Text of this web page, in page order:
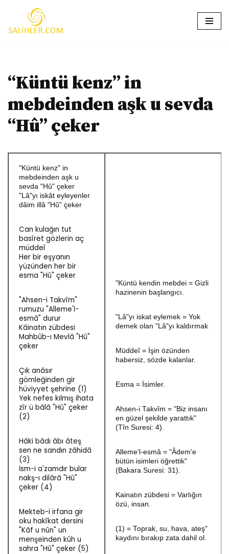
İçeriğe
“Küntü kenz” in
mebdeinden aşk u sevda
“Hû” çeker
"Küntü kenz" in
mebdeinden aşk u
sevda "Hû" çeker
"Lâ"yı iskât eyleyenler
dâim illâ "Hû" çeker
Can kulağın tut
basîret gözlerin aç
müddeî
Her bir eşyanın
yüzünden her bir
esma "Hû" çeker
"Ahsen-i Takvîm"
rumuzu "Alleme'l-
esmâ" durur
Kâinatın zübdesi
Mahbûb-ı Mevlâ "Hû"
çeker
Çık anâsır
gömleğinden gir
hüviyyet şehrine (1)
Yek nefes kılmış ihata
zîr ü bâlâ "Hû" çeker
(2)
Hâki bâdı âbı âteş
sen ne sandın zâhidâ
(3)
İsm-i a'zamdır bular
nakş-ı dilârâ "Hû"
çeker (4)
Mekteb-i irfana gir
oku hakîkat dersini
"Kâf u nûn" un
menşeinden kûh u
sahra "Hû" çeker (5)
"Küntü kendin mebdei = Gizli
hazinenin başlangıcı.
"Lâ"yı iskat eylemek = Yok
demek olan "Lâ"yı kaldırmak
Müddeî = İşin özünden
habersiz, sözde kalanlar.
Esma = İsimler.
Ahsen-i Takvîm = "Biz insanı
en güzel şekilde yarattık"
(Tîn Suresi: 4).
Alleme'l-esmâ = "Âdem'e
bütün isimleri öğrettik"
(Bakara Suresi: 31).
Kainatın zübdesi = Varlığın
özü, insan.
(1) = Toprak, su, hava, ateş"
kaydını bırakıp zata dahil ol.